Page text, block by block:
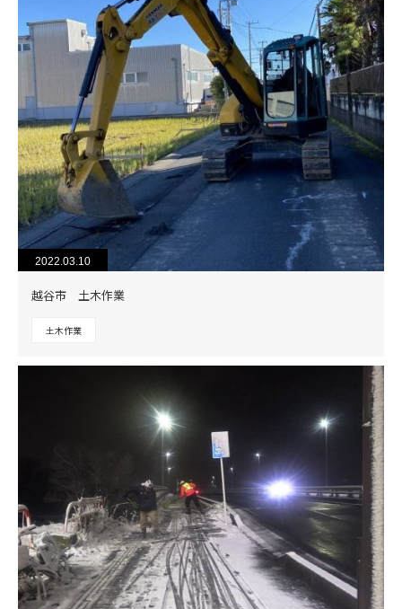
2022.03.10
越谷市 土木作業
土木作業